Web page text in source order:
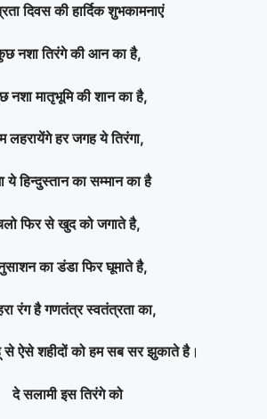
दिवस की हार्दिक शुभकामनाएं
नशा तिरंगे की आन का है,
नशा मातृभूमि की शान का है,
लहरायेंगे हर जगह ये तिरंगा,
ये हिन्दुस्तान का सम्मान का है
फिर से खुद को जगाते है,
का डंडा फिर घूमाते है,
रंग है गणतंत्र स्वतंत्रता का,
से ऐसे शहीदों को हम सब सर झुकाते है।
दे सलामी इस तिरंगे को